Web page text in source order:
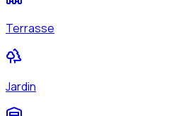
Terrasse
Jardin